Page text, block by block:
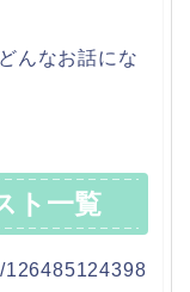
んなお話にな
ト一覧
126485124398